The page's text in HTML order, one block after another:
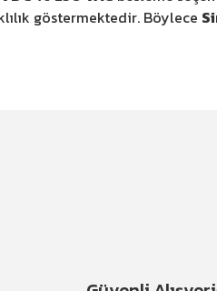
göstermektedir. Böylece